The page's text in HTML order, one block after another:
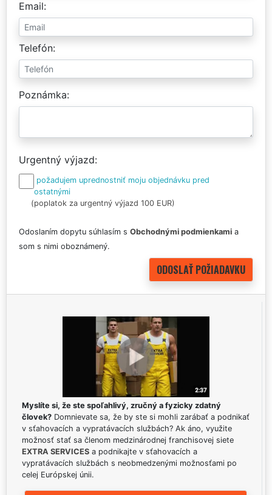
Email
Telefón
Poznámka
Urgentný výjazd
požadujem uprednostniť moju objednávku pred
ostatnými
(poplatok za urgentný výjazd 100 EUR)
Odoslaním dopytu súhlasím s Obchodnými podmienkami a
som s nimi oboznámený.
Myslíte si, že ste spoľahlivý, zručný a fyzicky zdatný
človek? Domnievate sa, že by ste si mohli zarábať a podnikať
v sťahovacích a vypratávacích službách? Ak áno, využite
možnosť stať sa členom medzinárodnej franchisovej siete
EXTRA SERVICES a podnikajte v sťahovacích a
vypratávacích službách s neobmedzenými možnosťami po
celej Európskej únii.